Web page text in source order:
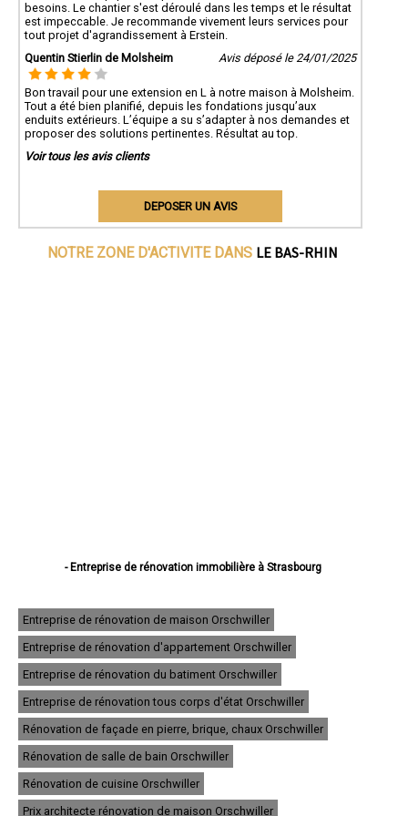
besoins. Le chantier s'est déroulé dans les temps et le résultat
est impeccable. Je recommande vivement leurs services pour
tout projet d'agrandissement à Erstein.
Quentin Stierlin de Molsheim
Avis déposé le 24/01/2025
Bon travail pour une extension en L à notre maison à Molsheim.
Tout a été bien planifié, depuis les fondations jusqu’aux
enduits extérieurs. L’équipe a su s’adapter à nos demandes et
proposer des solutions pertinentes. Résultat au top.
Voir tous les avis clients
DEPOSER UN AVIS
NOTRE ZONE D'ACTIVITE DANS LE BAS-RHIN
- Entreprise de rénovation immobilière à Strasbourg
- Entreprise de rénovation immobilière à Illkirch-Graffenstaden
- Entreprise de rénovation immobilière à Sélestat
- Entreprise de rénovation immobilière à Bischheim
- Entreprise de rénovation immobilière à Lingolsheim
- Entreprise de rénovation immobilière à Bischwiller
- Entreprise de rénovation immobilière à Saverne
- Entreprise de rénovation immobilière à Obernai
- Entreprise de rénovation immobilière à Ostwald
- Entreprise de rénovation immobilière à Hœnheim
- Entreprise de rénovation immobilière à Erstein
- Entreprise de rénovation immobilière à Brumath
- Entreprise de rénovation immobilière à Molsheim
Entreprise de rénovation de maison Orschwiller
Entreprise de rénovation d'appartement Orschwiller
Entreprise de rénovation du batiment Orschwiller
Entreprise de rénovation tous corps d'état Orschwiller
Rénovation de façade en pierre, brique, chaux Orschwiller
Rénovation de salle de bain Orschwiller
Rénovation de cuisine Orschwiller
Prix architecte rénovation de maison Orschwiller